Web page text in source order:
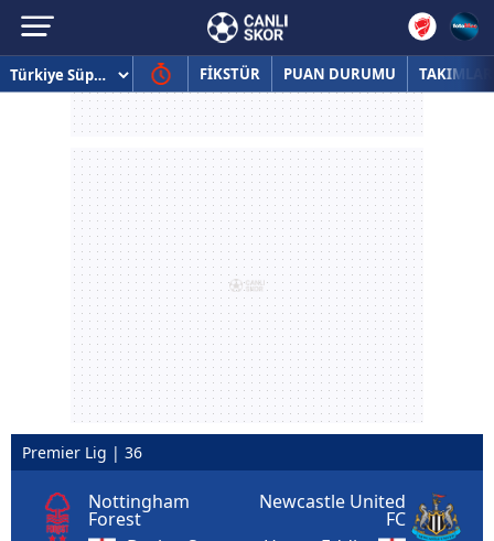
FİKSTÜR PUAN DURUMU TAKIMLAR
Premier Lig | 36
Nottingham
Forest
Newcastle United
FC